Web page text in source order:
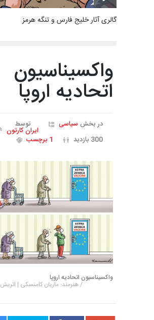
گالری آثار خلیج فارس و تنگه هرمز
واکسیناسیون
اتحادیه اروپا
در بخش سیاسی توسط
ایران کارتون
300 بازدید
1 برچسب
واکسیناسیون اتحادیه اروپا
/ هنرمند: ماریان کامنسکی | اتریش